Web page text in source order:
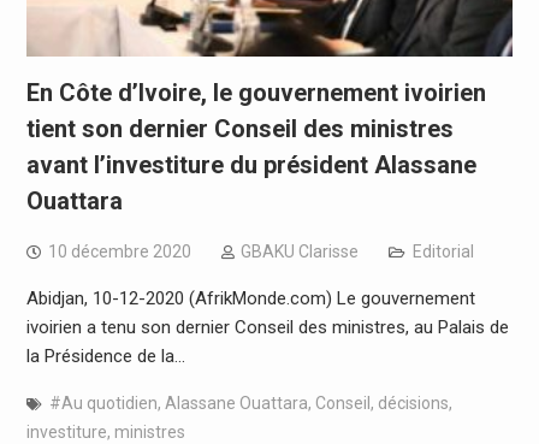
En Côte d’Ivoire, le gouvernement ivoirien
tient son dernier Conseil des ministres
avant l’investiture du président Alassane
Ouattara
10 décembre 2020 GBAKU Clarisse Editorial
Abidjan, 10-12-2020 (AfrikMonde.com) Le gouvernement
ivoirien a tenu son dernier Conseil des ministres, au Palais de
la Présidence de la…
#Au quotidien, Alassane Ouattara, Conseil , décisions,
investiture, ministres